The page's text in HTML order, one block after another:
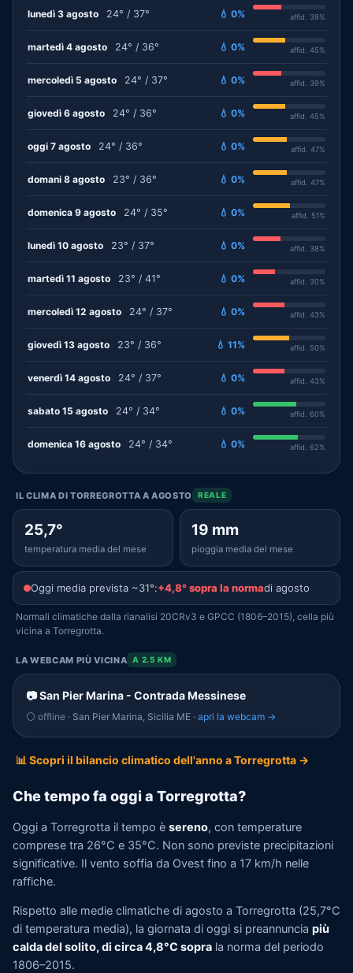
lunedì 3 agosto 24° / 37° 💧 0% affid. 39%
martedì 4 agosto 24° / 36° 💧 0% affid. 45%
mercoledì 5 agosto 24° / 37° 💧 0% affid. 39%
giovedì 6 agosto 24° / 36° 💧 0% affid. 45%
oggi 7 agosto 24° / 36° 💧 0% affid. 47%
domani 8 agosto 23° / 36° 💧 0% affid. 47%
domenica 9 agosto 24° / 35° 💧 0% affid. 51%
lunedì 10 agosto 23° / 37° 💧 0% affid. 38%
martedì 11 agosto 23° / 41° 💧 0% affid. 30%
mercoledì 12 agosto 24° / 37° 💧 0% affid. 43%
giovedì 13 agosto 23° / 36° 💧 11% affid. 50%
venerdì 14 agosto 24° / 37° 💧 0% affid. 43%
sabato 15 agosto 24° / 34° 💧 0% affid. 60%
domenica 16 agosto 24° / 34° 💧 0% affid. 62%
IL CLIMA DI TORREGROTTA A AGOSTO REALE
25,7°
temperatura media del mese
19 mm
pioggia media del mese
Oggi media prevista ~31°:+4,8° sopra la normadi agosto
Normali climatiche dalla rianalisi 20CRv3 e GPCC (1806–2015), cella più
vicina a Torregrotta.
LA WEBCAM PIÙ VICINA A 2.5 KM
📷 San Pier Marina - Contrada Messinese
⚪ offline · San Pier Marina, Sicilia ME · apri la webcam →
📊 Scopri il bilancio climatico dell'anno a Torregrotta →
Che tempo fa oggi a Torregrotta?
Oggi a Torregrotta il tempo è sereno, con temperature
comprese tra 26°C e 35°C. Non sono previste precipitazioni
significative. Il vento soffia da Ovest fino a 17 km/h nelle
raffiche.
Rispetto alle medie climatiche di agosto a Torregrotta (25,7°C
di temperatura media), la giornata di oggi si preannuncia più
calda del solito, di circa 4,8°C sopra la norma del periodo
1806–2015.